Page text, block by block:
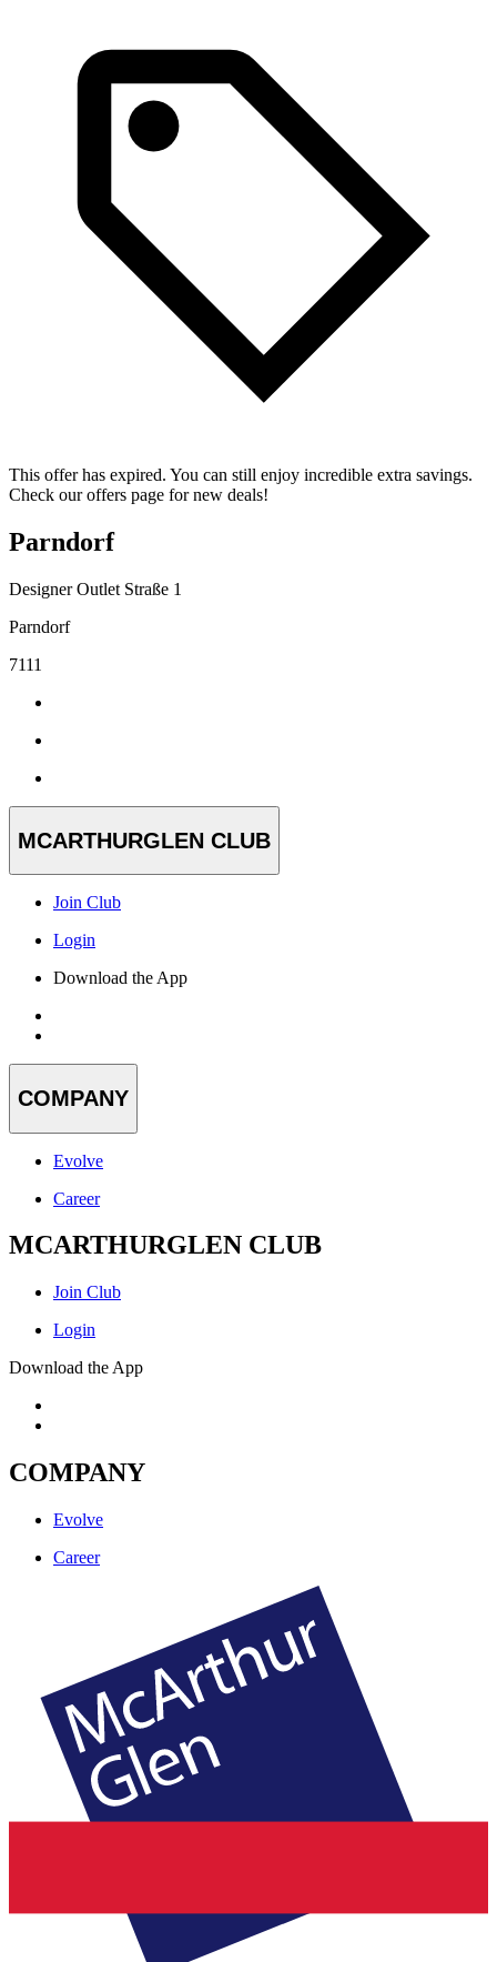
This offer has expired. You can still enjoy incredible extra savings.
Check our offers page for new deals!
Parndorf
Designer Outlet Straße 1
Parndorf
7111
MCARTHURGLEN CLUB
Join Club
Login
Download the App
COMPANY
Evolve
Career
MCARTHURGLEN CLUB
Join Club
Login
Download the App
COMPANY
Evolve
Career